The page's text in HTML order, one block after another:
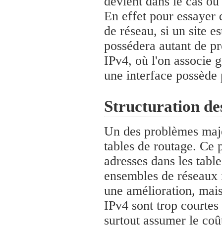
En effet pour essayer
de réseau, si un site
possédera autant de
IPv4, où l'on associe
une interface
Structuration
Un des problèmes
tables de routage. Ce
adresses dans les
ensembles de
une amélioration,
IPv4 sont trop
surtout assumer le